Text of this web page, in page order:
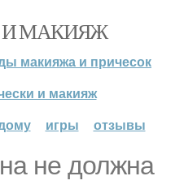
И МАКИЯЖ
макияжа и причесок
и макияж
игры отзывы
не должна